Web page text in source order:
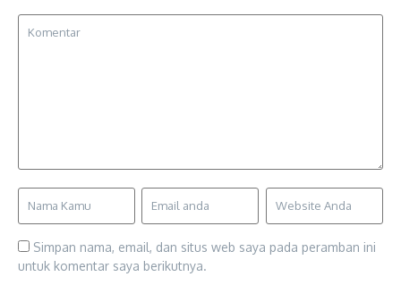
Simpan nama, email, dan situs web saya pada peramban ini
untuk komentar saya berikutnya.